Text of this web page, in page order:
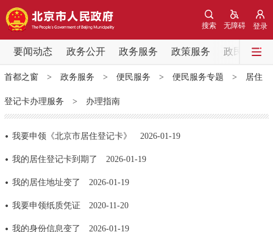
登录
无障碍
搜索
要闻动态 政务公开 政务服务 政策服务 政民互动
要闻动态
党中央精神 国务院信息 中央部委动态
北京要闻 会议信息 部门动态
各区热点
政务公开
首都之窗> 政务服务 > 便民服务 > 便民服务专题 > 居住
登记卡办理服务 > 办理指南
我要申领《北京市居住登记卡》 2026-01-19
我的居住登记卡到期了 2026-01-19
我的居住地址变了 2026-01-19
我要申领纸质凭证 2020-11-20
我的身份信息变了 2026-01-19